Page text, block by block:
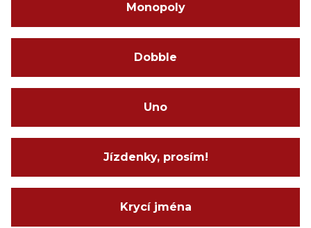
Monopoly
Dobble
Uno
Jízdenky, prosím!
Krycí jména